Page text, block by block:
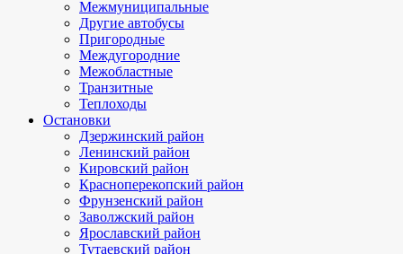
Межмуниципальные
Другие автобусы
Пригородные
Междугородние
Межобластные
Транзитные
Теплоходы
Остановки
Дзержинский район
Ленинский район
Кировский район
Красноперекопский район
Фрунзенский район
Заволжский район
Ярославский район
Тутаевский район